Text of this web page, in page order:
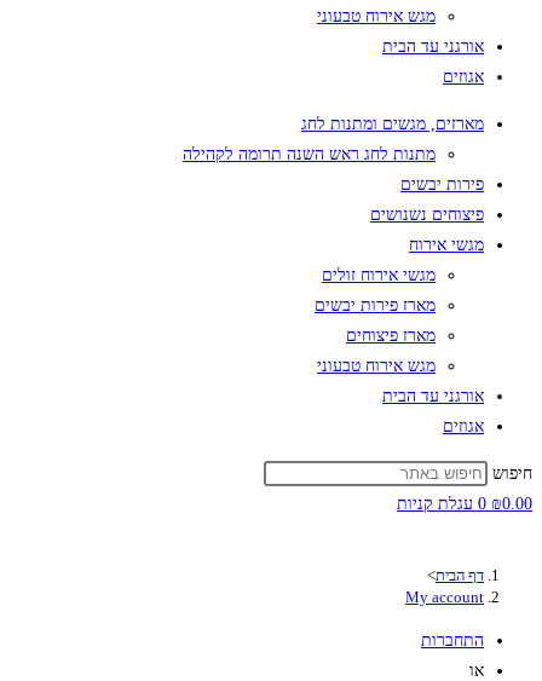
מגש אירוח טבעוני
אורגני עד הבית
אגוזים
מארזים, מגשים ומתנות לחג
מתנות לחג ראש השנה תרומה לקהילה
פירות יבשים
פיצוחים נשנושים
מגשי אירוח
מגשי אירוח זולים
מארז פירות יבשים
מארז פיצוחים
מגש אירוח טבעוני
אורגני עד הבית
אגוזים
חיפוש
₪0.00
0 עגלת קניות
דף הבית>
My account
התחברות
או